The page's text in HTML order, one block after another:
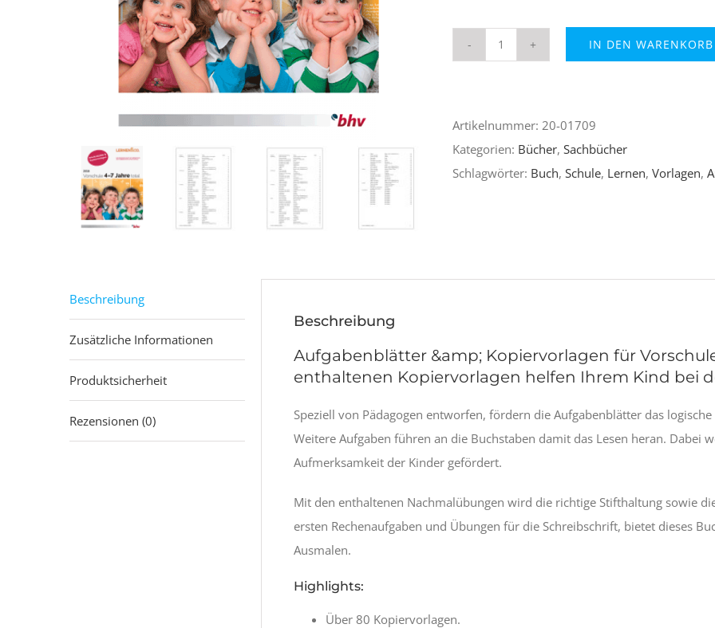
für
Vorschule
total
IN DEN WARENKORB
Artikelnummer: 20-01709
Kategorien: Bücher, Sachbücher
Schlagwörter: Buch, Schule, Lernen, Vorlagen,
Beschreibung
Zusätzliche Informationen
Produktsicherheit
Rezensionen (0)
Beschreibung
Aufgabenblätter &amp; Kopiervorlagen für
enthaltenen Kopiervorlagen helfen Ihrem Kind bei
Speziell von Pädagogen entworfen, fördern die Aufgabenblätter das
Weitere Aufgaben führen an die Buchstaben damit das Lesen heran. Dabei
Aufmerksamkeit der Kinder gefördert.
Mit den enthaltenen Nachmalübungen wird die richtige Stifthaltung sowie
ersten Rechenaufgaben und Übungen für die Schreibschrift, bietet dieses
Ausmalen.
Highlights:
Über 80 Kopiervorlagen.